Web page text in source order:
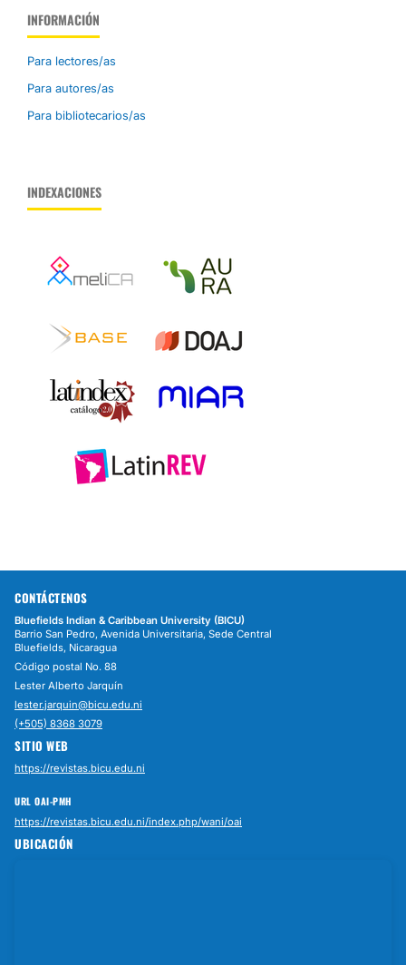
INFORMACIÓN
Para lectores/as
Para autores/as
Para bibliotecarios/as
INDEXACIONES
CONTÁCTENOS
Bluefields Indian & Caribbean University (BICU)
Barrio San Pedro, Avenida Universitaria, Sede Central
Bluefields, Nicaragua
Código postal No. 88
Lester Alberto Jarquín
lester.jarquin@bicu.edu.ni
(+505) 8368 3079
SITIO WEB
https://revistas.bicu.edu.ni
URL OAI-PMH
https://revistas.bicu.edu.ni/index.php/wani/oai
UBICACIÓN